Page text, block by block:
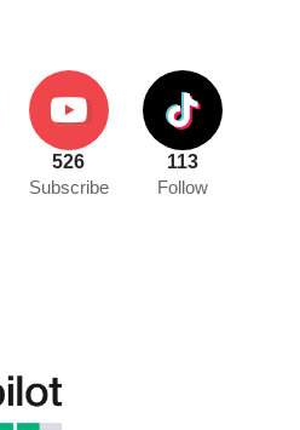
526
Subscribe
113
Follow